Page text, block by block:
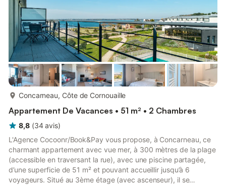
Concarneau, Côte de Cornouaille
Appartement De Vacances • 51 m² • 2 Chambres
8,8 (34 avis)
L'Agence Cocoonr/Book&Pay vous propose, à Concarneau, ce
charmant appartement avec vue mer, à 300 mètres de la plage
(accessible en traversant la rue), avec une piscine partagée,
d’une superficie de 51 m² et pouvant accueillir jusqu’à 6
voyageurs. Situé au 3ème étage (avec ascenseur), il se